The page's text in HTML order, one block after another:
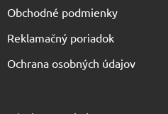
Obchodné podmienky
Reklamačný poriadok
Ochrana osobných údajov